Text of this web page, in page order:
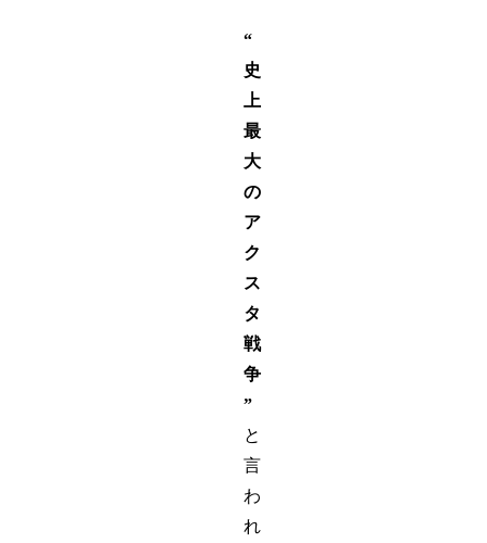
“
史
上
最
大
の
ア
ク
ス
タ
戦
争
”
と
言
わ
れ